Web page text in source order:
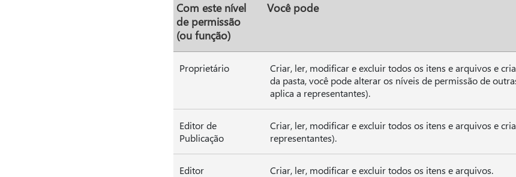
Com este nível
de permissão
(ou função)
Você pode
Proprietário
Criar, ler, modificar e excluir todos os itens e arquivos e
da pasta, você pode alterar os níveis de permissão de
aplica a representantes).
Editor de
Publicação
Criar, ler, modificar e excluir todos os itens e arquivos e
representantes).
Editor Criar, ler, modificar e excluir todos os itens e arquivos.